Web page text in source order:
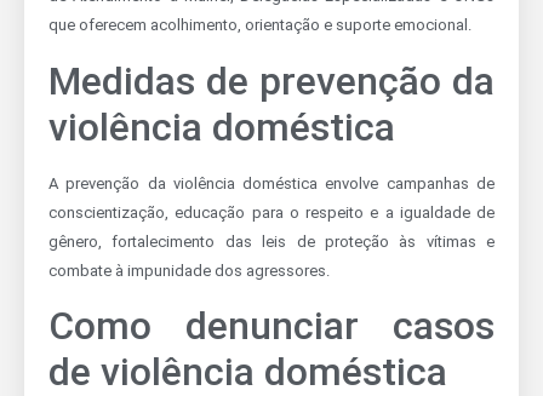
que oferecem acolhimento, orientação e suporte emocional.
Medidas de prevenção da
violência doméstica
A prevenção da violência doméstica envolve campanhas de
conscientização, educação para o respeito e a igualdade de
gênero, fortalecimento das leis de proteção às vítimas e
combate à impunidade dos agressores.
Como denunciar casos
de violência doméstica